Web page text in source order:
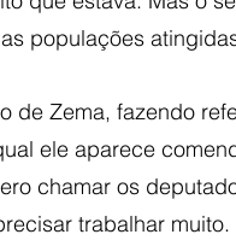
populações
de Zema, fazendo
ele aparece
chamar os
trabalhar